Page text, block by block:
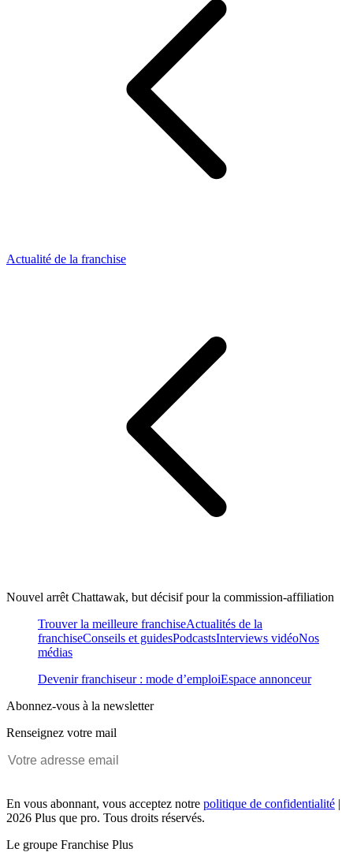
Actualité de la franchise
Nouvel arrêt Chattawak, but décisif pour la commission-affiliation
Trouver la meilleure franchiseActualités de la
franchiseConseils et guidesPodcastsInterviews vidéoNos
médias
Devenir franchiseur : mode d’emploiEspace annonceur
Abonnez-vous à la newsletter
Renseignez votre mail
En vous abonnant, vous acceptez notre politique de confidentialité |
2026 Plus que pro. Tous droits réservés.
Le groupe Franchise Plus